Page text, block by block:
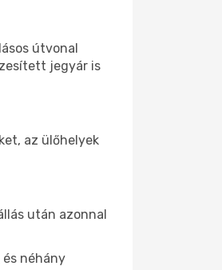
útvonal
jegyár is
az ülőhelyek
után azonnal
néhány